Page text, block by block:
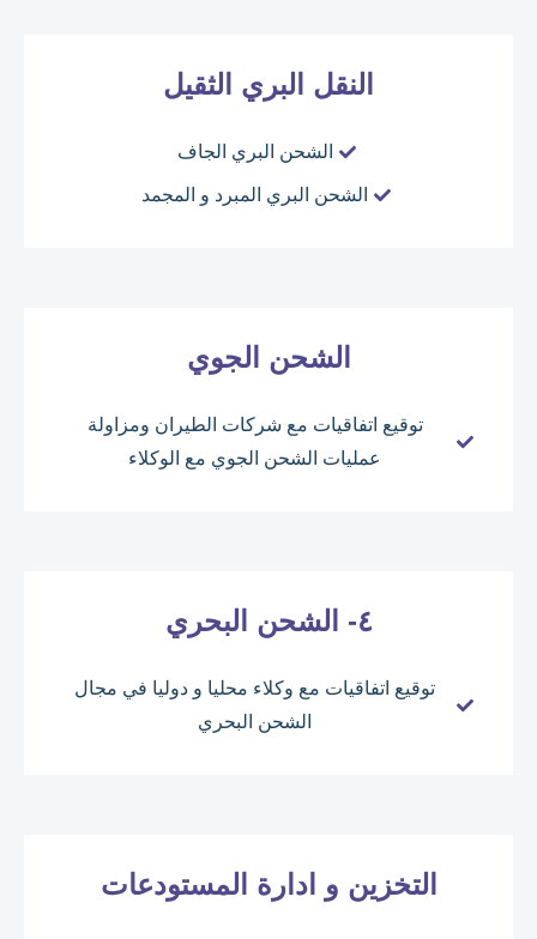
النقل البري الثقيل
الشحن البري الجاف
الشحن البري المبرد و المجمد
الشحن الجوي
توقيع اتفاقيات مع شركات الطيران ومزاولة
عمليات الشحن الجوي مع الوكلاء
توقيع اتفاقيات مع وكلاء محليا و دوليا في مجال
الشحن البحري
التخزين و ادارة المستودعات